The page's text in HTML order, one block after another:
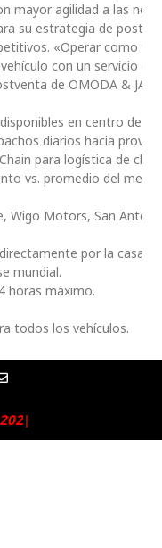
mayor agilidad a las
su estrategia de
«Operar como
con un servicio
de OMODA &
en centro de
diarios hacia
para logística de
vs. promedio del
Wigo Motors, San
por la casa
mundial.
horas máximo.
todos los vehículos.
E
n
e
l
o
2025|